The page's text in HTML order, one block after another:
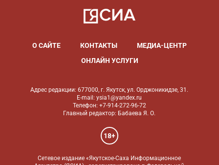
О САЙТЕ КОНТАКТЫ
МЕДИА-ЦЕНТР
ОНЛАЙН УСЛУГИ
Адрес редакции: 677000, г. Якутск, ул. Орджоникидзе, 31.
E-mail: ysia1@yandex.ru
Телефон: +7-914-272-96-72
Главный редактор: Бабаева Я. О.
18+
Сетевое издание «Якутское-Саха Информационное